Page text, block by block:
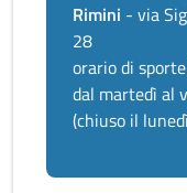
Rimini - via
28
orario di
dal martedì al
(chiuso il